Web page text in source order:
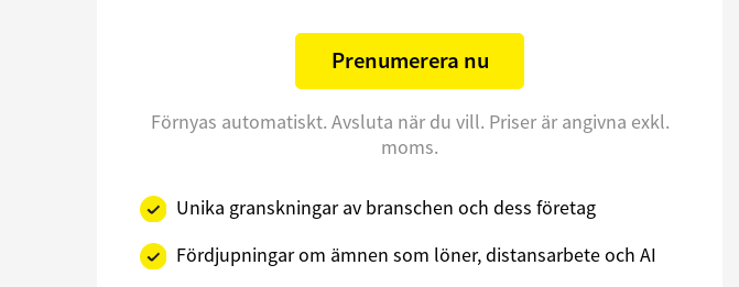
Prenumerera nu
Förnyas automatiskt. Avsluta när du vill. Priser är angivna exkl.
moms.
Unika granskningar av branschen och dess företag
Fördjupningar om ämnen som löner, distansarbete och AI